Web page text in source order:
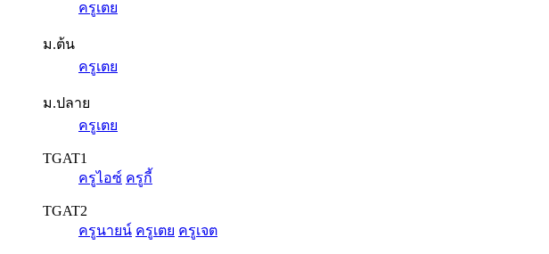
ครูเตย
ม.ต้น
ครูเตย
ม.ปลาย
ครูเตย
TGAT1
ครูไอซ์ ครูกี้
TGAT2
ครูนายน์ ครูเตย ครูเจต